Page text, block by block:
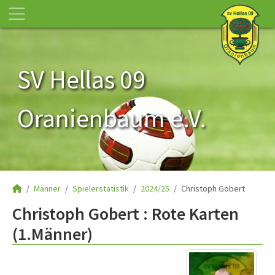
SV Hellas 09
Oranienbaum e.V.
Männer Spielerstatistik 2024/25 Christoph Gobert
Christoph Gobert : Rote Karten
(1.Männer)